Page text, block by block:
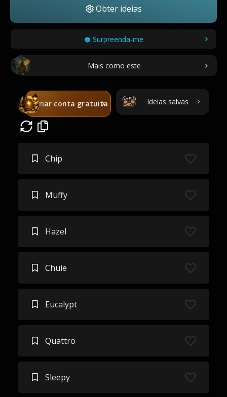
Obter ideias
Surpreenda-me
Mais como este
Criar conta gratuita Ideias salvas
Chip
Muffy
Hazel
Chuie
Eucalypt
Quattro
Sleepy